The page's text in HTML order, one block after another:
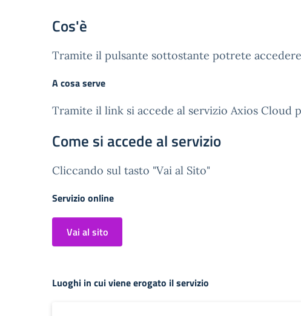
Cos'è
Tramite il pulsante sottostante potrete
A cosa serve
Tramite il link si accede al servizio Axios
Come si accede al servizio
Cliccando sul tasto "Vai al Sito"
Servizio online
Vai al sito
Luoghi in cui viene erogato il servizio